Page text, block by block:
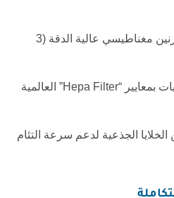
أجهزة رنين مغناطيسي عالية الدقة (3
غرف عمليات بمعايير “Hepa Filter” العالمية
الجذعية لدعم سرعة التئام